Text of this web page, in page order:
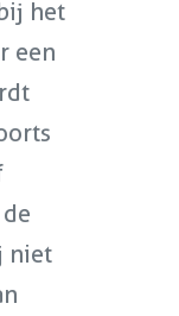
het
een
niet